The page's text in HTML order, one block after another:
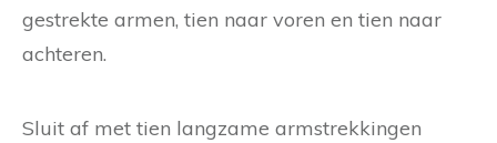
gestrekte armen, tien naar voren en tien naar
achteren.
Sluit af met tien langzame armstrekkingen